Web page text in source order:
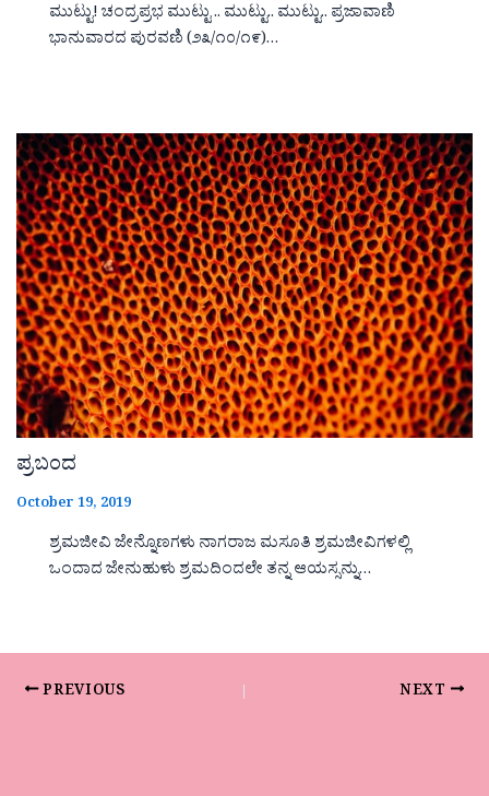
ಮುಟ್ಟು! ಚಂದ್ರಪ್ರಭ ಮುಟ್ಟು .. ಮುಟ್ಟು.. ಮುಟ್ಟು.. ಪ್ರಜಾವಾಣಿ
ಭಾನುವಾರದ ಪುರವಣಿ (೨೩/೧೦/೧೯)…
ಪ್ರಬಂದ
October 19, 2019
ಶ್ರಮಜೀವಿ ಜೇನ್ನೊಣಗಳು ನಾಗರಾಜ ಮಸೂತಿ ಶ್ರಮಜೀವಿಗಳಲ್ಲಿ
ಒಂದಾದ ಜೇನುಹುಳು ಶ್ರಮದಿಂದಲೇ ತನ್ನ ಆಯಸ್ಸನ್ನು…
PREVIOUS NEXT